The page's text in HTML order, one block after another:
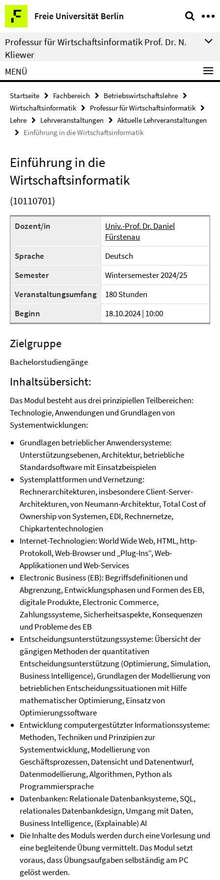
Springe
direkt
zu
Inhalt
Freie Universität Berlin
Service-
Navigation
Professur für Wirtschaftsinformatik Prof. Dr. N.
Kliewer
MENÜ
Startseite Fachbereich
Betriebswirtschaftslehre
Wirtschaftsinformatik
Professur für Wirtschaftsinformatik
Lehre
Lehrveranstaltungen
Aktuelle Lehrveranstaltungen
Einführung in die Wirtschaftsinformatik
Einführung in die
Wirtschaftsinformatik
(10110701)
Dozent/in
Univ.-Prof. Dr. Daniel
Fürstenau
Sprache
Deutsch
Semester
Wintersemester 2024/25
Veranstaltungsumfang
180 Stunden
Beginn
18.10.2024 | 10:00
Zielgruppe
Bachelorstudiengänge
Inhaltsübersicht:
Das Modul besteht aus drei prinzipiellen Teilbereichen:
Technologie, Anwendungen und Grundlagen von
Systementwicklungen:
Grundlagen betrieblicher Anwendersysteme:
Unterstützungsebenen, Architektur, betriebliche
Standardsoftware mit Einsatzbeispielen
Systemplattformen und Vernetzung:
Rechnerarchitekturen, insbesondere Client-Server-
Architekturen, von Neumann-Architektur, Total Cost of
Ownership von Systemen, EDI, Rechnernetze,
Chipkartentechnologien
Internet-Technologien: World Wide Web, HTML, http-
Protokoll, Web-Browser und „Plug-Ins“, Web-
Applikationen und Web-Services
Electronic Business (EB): Begriffsdefinitionen und
Abgrenzung, Entwicklungsphasen und Formen des EB,
digitale Produkte, Electronic Commerce,
Zahlungssysteme, Sicherheitsaspekte, Konsequenzen
und Probleme des EB
Entscheidungsunterstützungssysteme: Übersicht der
gängigen Methoden der quantitativen
Entscheidungsunterstützung (Optimierung, Simulation,
Business Intelligence), Grundlagen der Modellierung von
betrieblichen Entscheidungssituationen mit Hilfe
mathematischer Optimierung, Einsatz von
Optimierungssoftware
Entwicklung computergestützter Informationssysteme:
Methoden, Techniken und Prinzipien zur
Systementwicklung, Modellierung von
Geschäftsprozessen, Datensicht und Datenentwurf,
Datenmodellierung, Algorithmen, Python als
Programmiersprache
Datenbanken: Relationale Datenbanksysteme, SQL,
relationales Datenbankdesign, Umgang mit Daten,
Business Intelligence, (Explainable) AI
Die Inhalte des Moduls werden durch eine Vorlesung und
eine begleitende Übung vermittelt. Das Modul setzt
voraus, dass Übungsaufgaben selbständig am PC
gelöst werden.